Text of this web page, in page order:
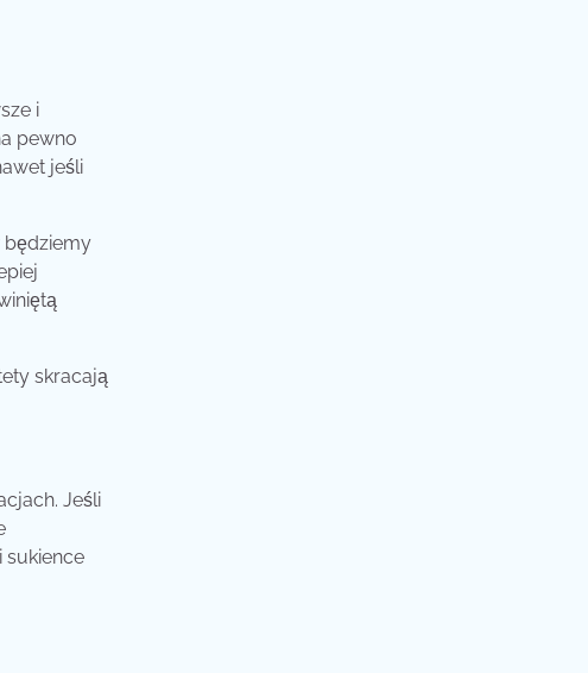
i
pewno
jeśli
będziemy
skracają
Jeśli
sukience